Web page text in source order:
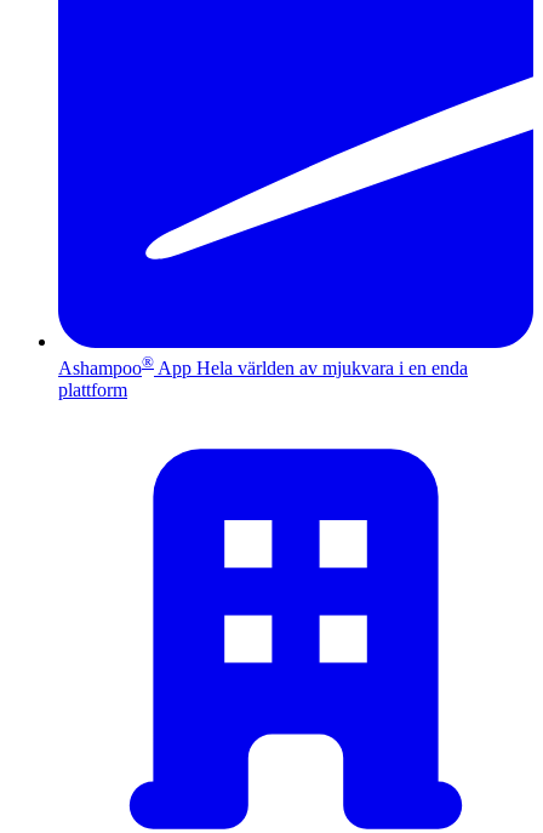
Ashampoo® App Hela världen av mjukvara i en enda
plattform